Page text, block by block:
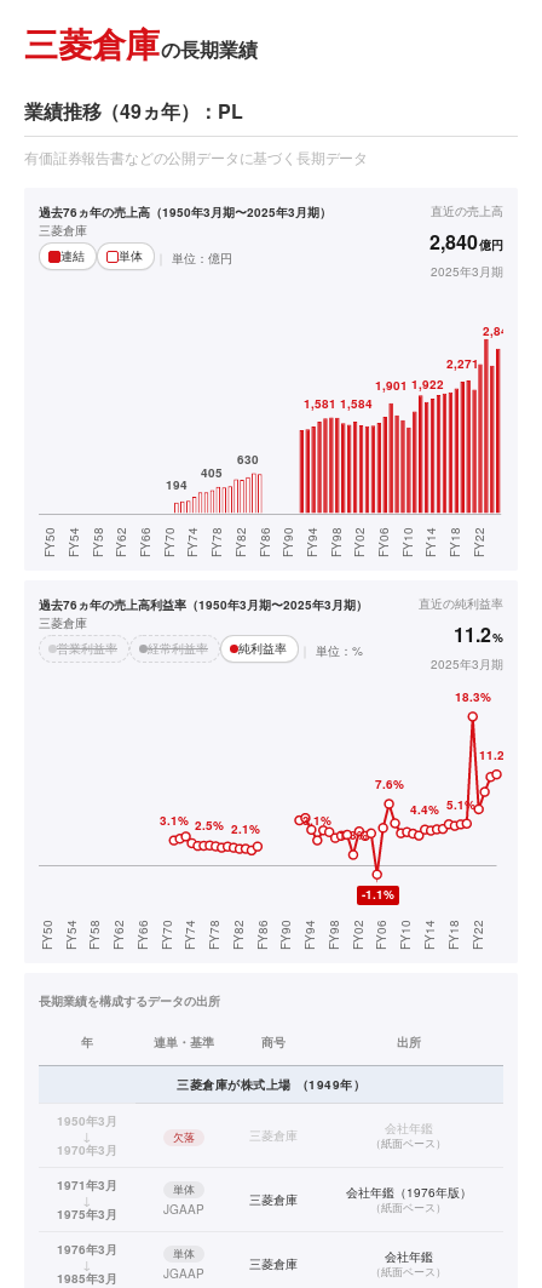
三菱倉庫の長期業績
業績推移（49ヵ年）：PL
有価証券報告書などの公開データに基づく長期データ
過去76ヵ年の売上高（1950年3月期〜2025年3月期）
三菱倉庫
連結
単体 単位： 億円
直近の売上高
2,840億円
2025年3月期
過去76ヵ年の売上高利益率（1950年3月期〜2025年3月期）
三菱倉庫
営業利益率
経常利益率 純利益率 単位：%
直近の純利益率
11.2%
2025年3月期
長期業績を構成するデータの出所
年 連単・基準 商号 出所
三菱倉庫が株式上場 （1949年）
1950年3月
↓
1970年3月
欠落 三菱倉庫 会社年鑑
（紙面ベース）
1971年3月
↓
1975年3月
単体
JGAAP
三菱倉庫 会社年鑑（1976年版）
（紙面ベース）
1976年3月
↓
1985年3月
単体
JGAAP
三菱倉庫 会社年鑑
（紙面ベース）